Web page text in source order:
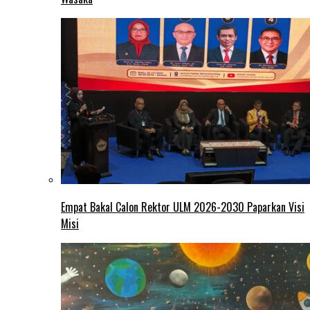
Empat Bakal Calon Rektor ULM 2026-2030 Paparkan Visi
Misi